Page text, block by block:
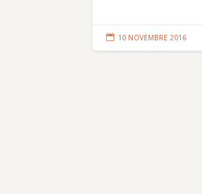
 10 NOVEMBRE 2016